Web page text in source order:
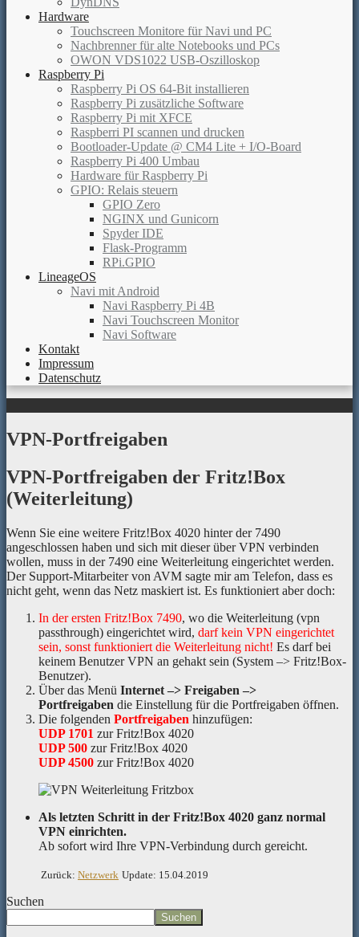
Hardware
Touchscreen Monitore für Navi und PC
Nachbrenner für alte Notebooks und PCs
OWON VDS1022 USB-Oszilloskop
Raspberry Pi
Raspberry Pi OS 64-Bit installieren
Raspberry Pi zusätzliche Software
Raspberry Pi mit XFCE
Raspberri PI scannen und drucken
Bootloader-Update @ CM4 Lite + I/O-Board
Raspberry Pi 400 Umbau
Hardware für Raspberry Pi
GPIO: Relais steuern
GPIO Zero
NGINX und Gunicorn
Spyder IDE
Flask-Programm
RPi.GPIO
LineageOS
Navi mit Android
Navi Raspberry Pi 4B
Navi Touchscreen Monitor
Navi Software
Kontakt
Impressum
Datenschutz
VPN-Portfreigaben
VPN-Portfreigaben der Fritz!Box
(Weiterleitung)
Wenn Sie eine weitere Fritz!Box 4020 hinter der 7490
angeschlossen haben und sich mit dieser über VPN verbinden
wollen, muss in der 7490 eine Weiterleitung eingerichtet werden.
Der Support-Mitarbeiter von AVM sagte mir am Telefon, dass es
nicht geht, wenn das Netz maskiert ist. Es funktioniert aber doch:
In der ersten Fritz!Box 7490, wo die Weiterleitung (vpn
passthrough) eingerichtet wird, darf kein VPN eingerichtet
sein, sonst funktioniert die Weiterleitung nicht! Es darf bei
keinem Benutzer VPN an gehakt sein (System –> Fritz!Box-
Benutzer).
Über das Menü Internet –> Freigaben –>
Portfreigaben die Einstellung für die Portfreigaben öffnen.
Die folgenden Portfreigaben hinzufügen:
UDP 1701 zur Fritz!Box 4020
UDP 500 zur Fritz!Box 4020
UDP 4500 zur Fritz!Box 4020
Als letzten Schritt in der Fritz!Box 4020 ganz normal
VPN einrichten.
Ab sofort wird Ihre VPN-Verbindung durch gereicht.
Zurück: Netzwerk Update: 15.04.2019
Suchen
Suchen